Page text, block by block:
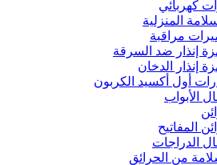
كهربائي
المنزلية
مراقبة
إنذار ضد السرقة
إنذار الدخان
أول أكسيد الكربون
الأبواب
المفاتيح
الدراجات
من الحرائق